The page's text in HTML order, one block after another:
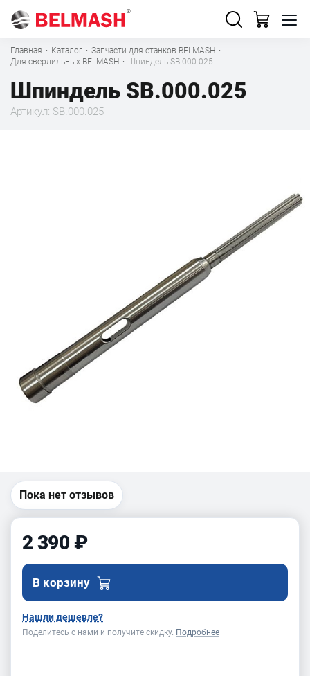
Главная · Каталог · Запчасти для станков BELMASH ·
Для сверлильных BELMASH · Шпиндель SB.000.025
Шпиндель SB.000.025
Артикул: SB.000.025
Пока нет отзывов
2 390 ₽
В корзину
Нашли дешевле?
Поделитесь с нами и получите скидку. Подробнее